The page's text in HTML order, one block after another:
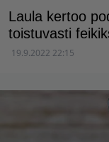
Laula kertoo
toistuvasti
19.9.2022 22:15